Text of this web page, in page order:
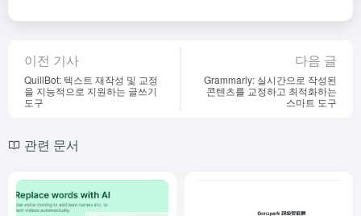
이전 기사
QuillBot: 텍스트 재작성 및 교정
을 지능적으로 지원하는 글쓰기
도구
다음 글
Grammarly: 실시간으로 작성된
콘텐츠를 교정하고 최적화하는
스마트 도구
관련 문서